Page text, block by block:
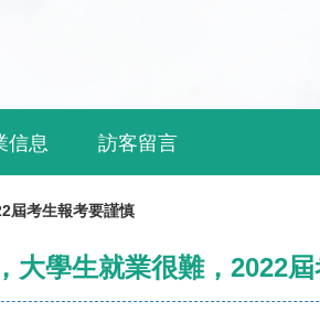
信息 訪客留言
屆考生報考要謹慎
大學生就業很難，2022